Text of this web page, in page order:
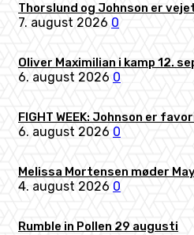
Thorslund og Johnson er
7. august 2026 0
Oliver Maximilian i kamp 12.
6. august 2026 0
FIGHT WEEK: Johnson er
6. august 2026 0
Melissa Mortensen møder
4. august 2026 0
Rumble in Pollen 29 augusti